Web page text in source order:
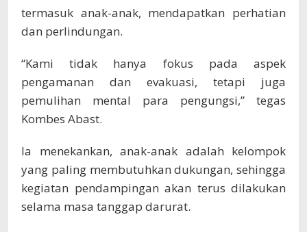
termasuk anak-anak, mendapatkan perhatian
dan perlindungan.
“Kami tidak hanya fokus pada aspek
pengamanan dan evakuasi, tetapi juga
pemulihan mental para pengungsi,” tegas
Kombes Abast.
Ia menekankan, anak-anak adalah kelompok
yang paling membutuhkan dukungan, sehingga
kegiatan pendampingan akan terus dilakukan
selama masa tanggap darurat.